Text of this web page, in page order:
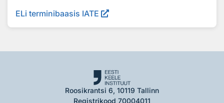
ELi terminibaasis IATE
Roosikrantsi 6, 10119 Tallinn
Registrikood 70004011